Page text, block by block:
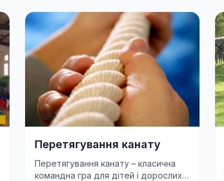
Перетягування канату
Перетягування канату – класична
командна гра для дітей і дорослих.